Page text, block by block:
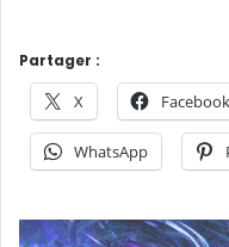
Partager :
X Facebook
WhatsApp